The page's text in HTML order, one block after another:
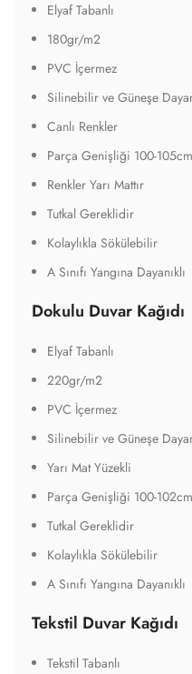
Elyaf Tabanlı
180gr/m2
PVC İçermez
Silinebilir ve Güneşe
Canlı Renkler
Parça Genişliği 100-
Renkler Yarı Mattır
Tutkal Gereklidir
Kolaylıkla Sökülebilir
A Sınıfı Yangına Dayanıklı
Dokulu Duvar Kağıdı
Elyaf Tabanlı
220gr/m2
PVC İçermez
Silinebilir ve Güneşe
Yarı Mat Yüzekli
Parça Genişliği 100-
Tutkal Gereklidir
Kolaylıkla Sökülebilir
A Sınıfı Yangına Dayanıklı
Tekstil Duvar Kağıdı
Tekstil Tabanlı